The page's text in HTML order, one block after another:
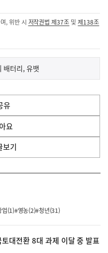
, 위반 시 저작권법 제37조 및제138조
배터리, 유뱃
유
요
보기
업(1)#영농(2)#청년(31)
대전환 8대 과제 이달 중 발표